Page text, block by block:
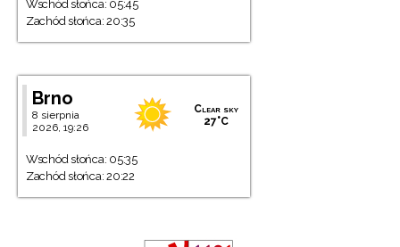
Wschód słońca: 05:45
Zachód słońca: 20:35
Brno
8 sierpnia
2026, 19:26
Clear sky
27°C
Wschód słońca: 05:35
Zachód słońca: 20:22